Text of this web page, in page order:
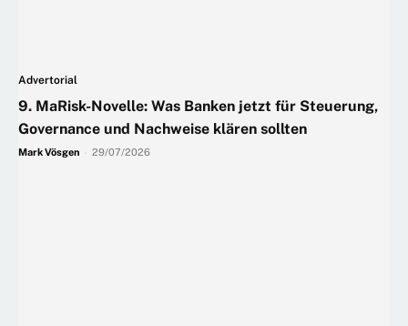
Advertorial
9. MaRisk-Novelle: Was Banken jetzt für Steuerung,
Governance und Nachweise klären sollten
Mark Vösgen 29/07/2026